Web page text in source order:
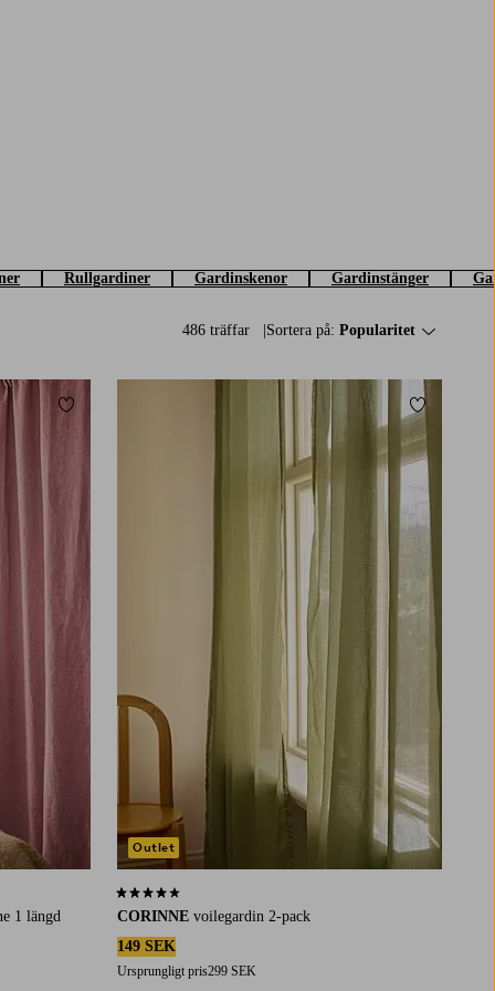
Rullgardiner Gardinskenor Gardinstänger
486 träffar Sortera på: Popularitet
1 längd
Lägg till i favoriter
CORINNE voilegardin 2-pack
149 SEK
Ursprungligt pris299 SEK
4,1 baserat på 51 st betyg
Outlet
Lägg till i